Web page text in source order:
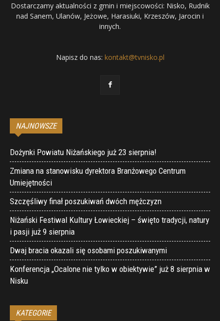
Dostarczamy aktualności z gmin i miejscowości: Nisko, Rudnik
nad Sanem, Ulanów, Jeżowe, Harasiuki, Krzeszów, Jarocin i
innych.
Napisz do nas: kontakt@tvnisko.pl
NAJNOWSZE
Dożynki Powiatu Niżańskiego już 23 sierpnia!
Zmiana na stanowisku dyrektora Branżowego Centrum
Umiejętności
Szczęśliwy finał poszukiwań dwóch mężczyzn
Niżański Festiwal Kultury Łowieckiej – święto tradycji, natury
i pasji już 9 sierpnia
Dwaj bracia okazali się osobami poszukiwanymi
Konferencja „Ocalone nie tylko w obiektywie” już 8 sierpnia w
Nisku
KATEGORIE